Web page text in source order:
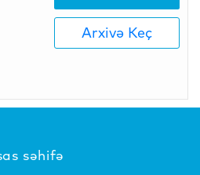
Arxivə Keç
səhifə